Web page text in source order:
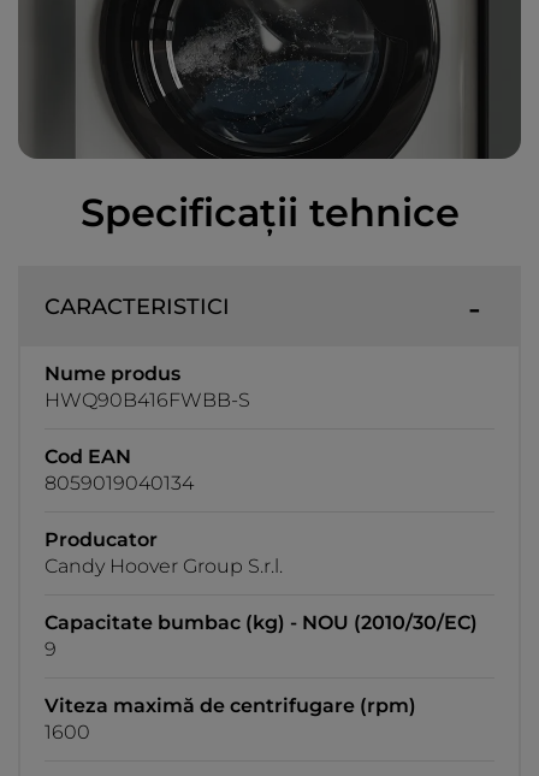
Specificații tehnice
CARACTERISTICI
Nume produs
HWQ90B416FWBB-S
Cod EAN
8059019040134
Producator
Candy Hoover Group S.r.l.
Capacitate bumbac (kg) - NOU (2010/30/EC)
9
Viteza maximă de centrifugare (rpm)
1600